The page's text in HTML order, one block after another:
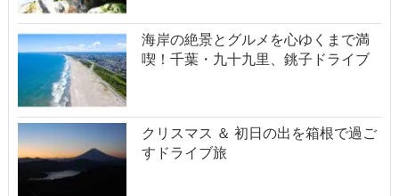
海岸の絶景とグルメを心ゆくまで満
喫！千葉・九十九里、銚子ドライブ
クリスマス ＆ 初日の出を箱根で過ご
すドライブ旅